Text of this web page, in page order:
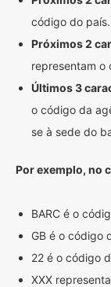
código do país.
Próximos 2
representam o
Últimos 3
o código da
se à sede do
Por exemplo, no
BARC é o
GB é o código
22 é o código
XXX